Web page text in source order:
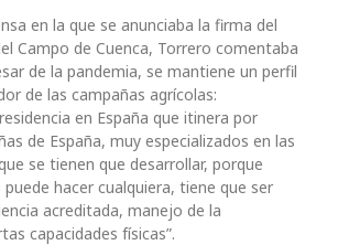
en la que se anunciaba la firma del
Campo de Cuenca, Torrero comentaba
de la pandemia, se mantiene un perfil
de las campañas agrícolas:
en España que itinera por
de España, muy especializados en las
se tienen que desarrollar, porque
hacer cualquiera, tiene que ser
acreditada, manejo de la
capacidades físicas”.